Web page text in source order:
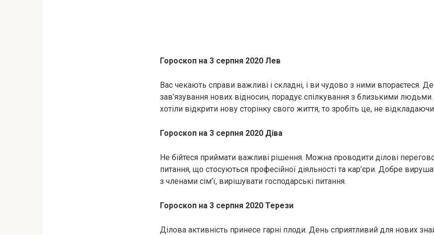
Гороскоп на 3 серпня 2020 Лев
Вас чекають справи важливі і складні, і ви чудово з ними впораєтеся.
зав’язування нових відносин, порадує спілкування з близькими
хотіли відкрити нову сторінку свого життя, то зробіть це, не
Гороскоп на 3 серпня 2020 Діва
Не бійтеся приймати важливі рішення. Можна проводити ділові
питання, що стосуються професійної діяльності та кар’єри. Добре
з членами сім’ї, вирішувати господарські питання.
Гороскоп на 3 серпня 2020 Терези
Ділова активність принесе гарні плоди. День сприятливий для нових